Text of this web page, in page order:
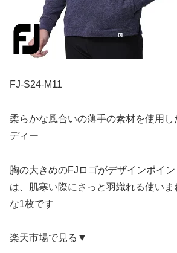
FJ-S24-M11
柔らかな風合いの薄手の素材を使用
ディー
胸の大きめのFJロゴがデザインポイ
は、肌寒い際にさっと羽織れる使いま
な1枚です
楽天市場で見る▼